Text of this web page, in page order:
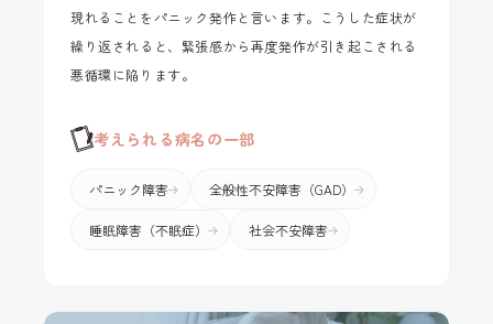
現れることをパニック発作と言います。こうした症状が
繰り返されると、緊張感から再度発作が引き起こされる
悪循環に陥ります。
考えられる病名の一部
パニック障害 全般性不安障害（GAD）
睡眠障害（不眠症） 社会不安障害